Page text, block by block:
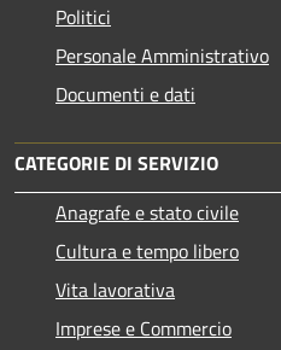
Politici
Personale Amministrativo
Documenti e dati
CATEGORIE DI SERVIZIO
Anagrafe e stato civile
Cultura e tempo libero
Vita lavorativa
Imprese e Commercio